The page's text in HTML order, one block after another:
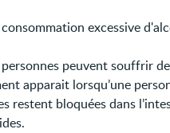
excessive
peuvent souffrir de
apparait lorsqu’une
restent bloquées dans